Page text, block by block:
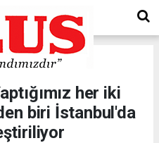
her iki
biri İstanbul'da